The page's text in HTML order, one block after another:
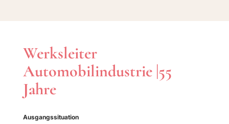
Werksleiter
Automobilindustrie |55
Jahre
Ausgangssituation